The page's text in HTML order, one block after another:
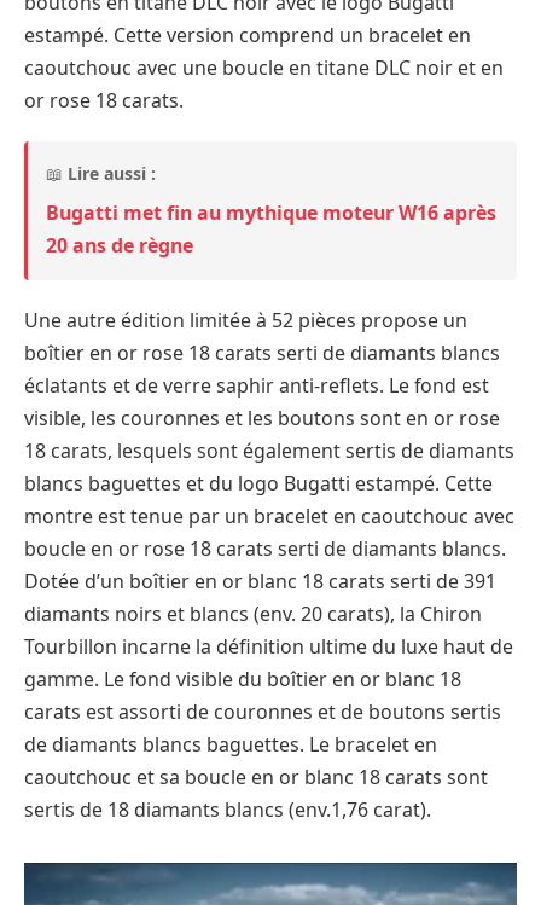
estampé. Cette version comprend un bracelet en
caoutchouc avec une boucle en titane DLC noir et en
or rose 18 carats.
📖 Lire aussi :
Bugatti met fin au mythique moteur W16 après
20 ans de règne
Une autre édition limitée à 52 pièces propose un
boîtier en or rose 18 carats serti de diamants blancs
éclatants et de verre saphir anti-reflets. Le fond est
visible, les couronnes et les boutons sont en or rose
18 carats, lesquels sont également sertis de diamants
blancs baguettes et du logo Bugatti estampé. Cette
montre est tenue par un bracelet en caoutchouc avec
boucle en or rose 18 carats serti de diamants blancs.
Dotée d’un boîtier en or blanc 18 carats serti de 391
diamants noirs et blancs (env. 20 carats), la Chiron
Tourbillon incarne la définition ultime du luxe haut de
gamme. Le fond visible du boîtier en or blanc 18
carats est assorti de couronnes et de boutons sertis
de diamants blancs baguettes. Le bracelet en
caoutchouc et sa boucle en or blanc 18 carats sont
sertis de 18 diamants blancs (env.1,76 carat).